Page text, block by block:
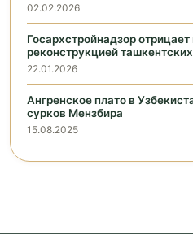
02.02.2026
Госархстройнадзор отрицает
реконструкцией
22.01.2026
Ангренское плато в
сурков Мензбира
15.08.2025